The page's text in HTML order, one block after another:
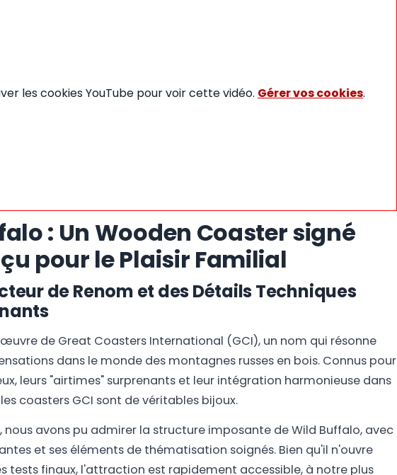
les cookies YouTube pour voir cette vidéo. Gérer vos cookies.
: Un Wooden Coaster signé
pour le Plaisir Familial
de Renom et des Détails Techniques
de Great Coasters International (GCI), un nom qui résonne
dans le monde des montagnes russes en bois. Connus pour
leurs "airtimes" surprenants et leur intégration harmonieuse dans
coasters GCI sont de véritables bijoux.
nous avons pu admirer la structure imposante de Wild Buffalo, avec
et ses éléments de thématisation soignés. Bien qu'il n'ouvre
tests finaux, l'attraction est rapidement accessible, à notre plus